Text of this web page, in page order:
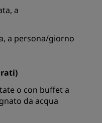
a
a persona/giorno
o con buffet a
da acqua